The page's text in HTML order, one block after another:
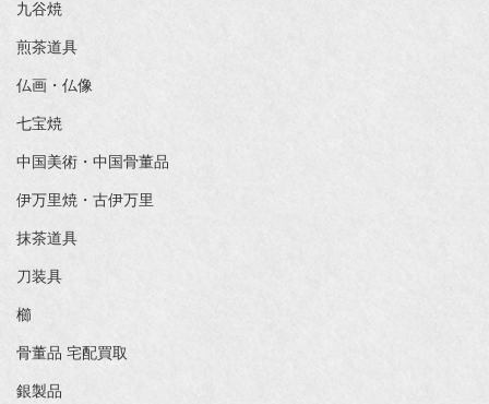
九谷焼
煎茶道具
仏画・仏像
七宝焼
中国美術・中国骨董品
伊万里焼・古伊万里
抹茶道具
刀装具
櫛
骨董品 宅配買取
銀製品